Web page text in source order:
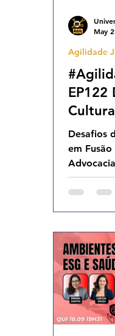
Agilidade
EP122
em
de
Desafios
em
Advocacia
Agilidade
May